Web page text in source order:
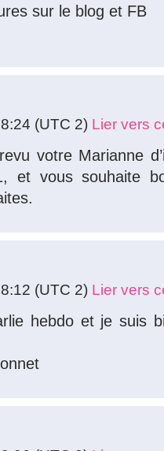
sur le blog et FB
(UTC 2) Lier vers
revu votre Marianne
et vous souhaite
(UTC 2) Lier vers
hebdo et je suis